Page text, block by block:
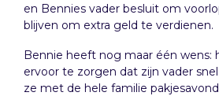
en Bennies vader besluit om
blijven om extra geld te verdienen.
Bennie heeft nog maar één wens:
ervoor te zorgen dat zijn vader
ze met de hele familie